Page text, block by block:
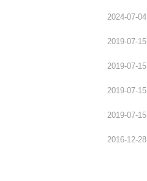
2024-07-04
2019-07-15
2019-07-15
2019-07-15
2019-07-15
2016-12-28